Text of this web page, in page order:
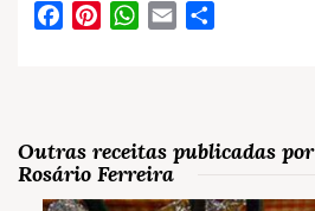
FacebookPinterestWhatsApp
Email
Outras receitas publicadas por
Rosário Ferreira